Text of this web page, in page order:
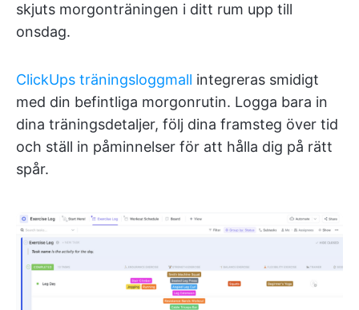
skjuts morgonträningen i ditt rum upp till
onsdag.
ClickUps träningsloggmall integreras smidigt
med din befintliga morgonrutin. Logga bara in
dina träningsdetaljer, följ dina framsteg över tid
och ställ in påminnelser för att hålla dig på rätt
spår.